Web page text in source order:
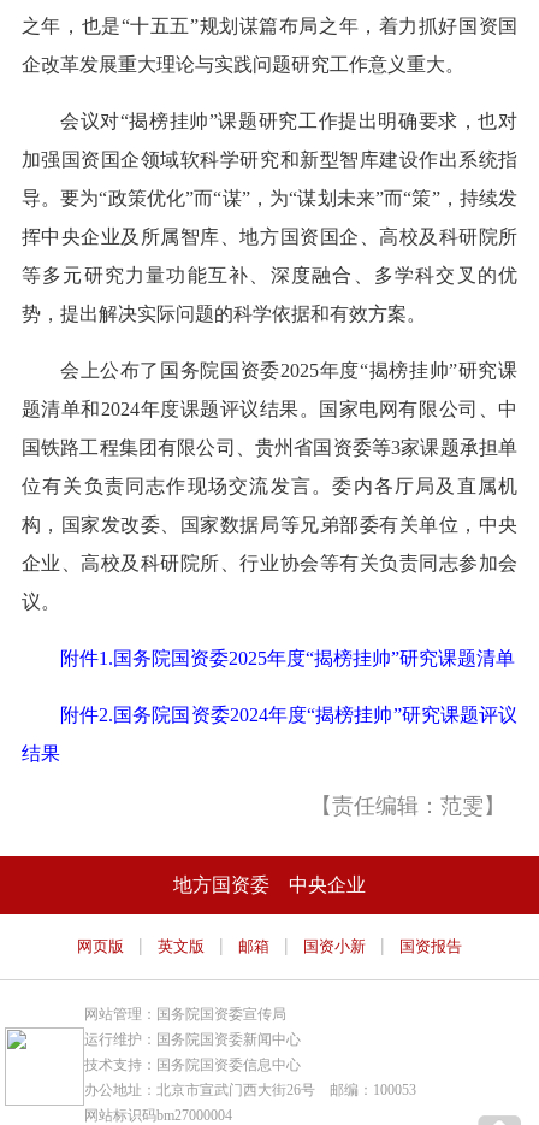
之年，也是“十五五”规划谋篇布局之年，着力抓好国资国
企改革发展重大理论与实践问题研究工作意义重大。
会议对“揭榜挂帅”课题研究工作提出明确要求，也对
加强国资国企领域软科学研究和新型智库建设作出系统指
导。要为“政策优化”而“谋”，为“谋划未来”而“策”，持续发
挥中央企业及所属智库、地方国资国企、高校及科研院所
等多元研究力量功能互补、深度融合、多学科交叉的优
势，提出解决实际问题的科学依据和有效方案。
会上公布了国务院国资委2025年度“揭榜挂帅”研究课
题清单和2024年度课题评议结果。国家电网有限公司、中
国铁路工程集团有限公司、贵州省国资委等3家课题承担单
位有关负责同志作现场交流发言。委内各厅局及直属机
构，国家发改委、国家数据局等兄弟部委有关单位，中央
企业、高校及科研院所、行业协会等有关负责同志参加会
议。
附件1.国务院国资委2025年度“揭榜挂帅”研究课题清单
附件2.国务院国资委2024年度“揭榜挂帅”研究课题评议
结果
【责任编辑：范雯】
地方国资委 中央企业
网页版 | 英文版 | 邮箱 | 国资小新 | 国资报告
网站管理：国务院国资委宣传局
运行维护：国务院国资委新闻中心
技术支持：国务院国资委信息中心
办公地址：北京市宣武门西大街26号 邮编：100053
网站标识码bm27000004